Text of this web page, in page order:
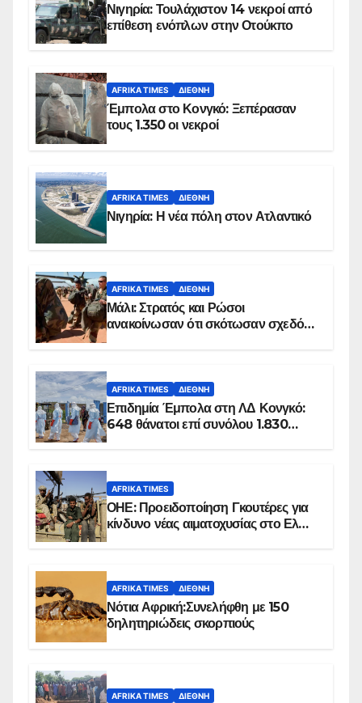
Νιγηρία: Τουλάχιστον 14 νεκροί από
επίθεση ενόπλων στην Οτούκπο
AFRIKA TIMES ΔΙΕΘΝΉ
Έμπολα στο Κονγκό: Ξεπέρασαν
τους 1.350 οι νεκροί
AFRIKA TIMES ΔΙΕΘΝΉ
Νιγηρία: Η νέα πόλη στον Ατλαντικό
AFRIKA TIMES ΔΙΕΘΝΉ
Μάλι: Στρατός και Ρώσοι
ανακοίνωσαν ότι σκότωσαν σχεδόν
AFRIKA TIMES ΔΙΕΘΝΉ
Επιδημία Έμπολα στη ΛΔ Κονγκό:
648 θάνατοι επί συνόλου 1.830
AFRIKA TIMES
ΟΗΕ: Προειδοποίηση Γκουτέρες για
κίνδυνο νέας αιματοχυσίας στο Ελ
AFRIKA TIMES ΔΙΕΘΝΉ
Νότια Αφρική:Συνελήφθη με 150
δηλητηριώδεις σκορπιούς
AFRIKA TIMES ΔΙΕΘΝΉ